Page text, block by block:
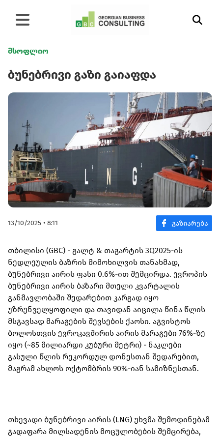
მსოფლიო
ბუნებრივი გაზი გაიაფდა
13/10/2025 • 8:11
თბილისი (GBC) - გალტ & თაგარტის 3Q2025-ის
ნედლეულის ბაზრის მიმოხილვის თანახმად,
ბუნებრივი აირის ფასი 0.6%-ით შემცირდა. ევროპის
ბუნებრივი აირის ბაზარი მთელი კვარტალის
განმავლობაში შედარებით კარგად იყო
უზრუნველყოფილი და თავიდან აიცილა წინა წლის
მსგავსად მარაგების შევსების ქაოსი. აგვისტოს
ბოლოსთვის ევროკავშირის აირის მარაგები 76%-ზე
იყო (~85 მილიარდი კუბური მეტრი) - ნაკლები
გასული წლის რეკორდულ დონესთან შედარებით,
მაგრამ ახლოს ოქტომბრის 90%-იან სამიზნესთან.
თხევადი ბუნებრივი აირის (LNG) უხვმა შემოდინებამ
გადაფარა მილსადენის მოცულობების შემცირება,